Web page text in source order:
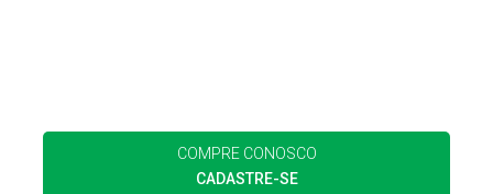
COMPRE CONOSCO
CADASTRE-SE